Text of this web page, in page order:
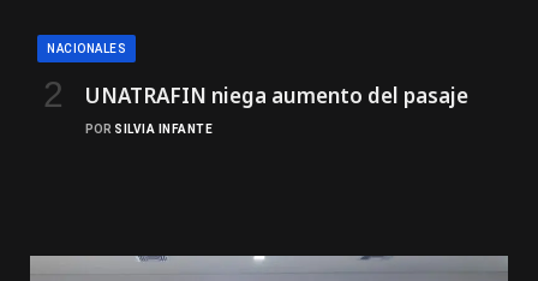
NACIONALES
UNATRAFIN niega aumento del pasaje
POR SILVIA INFANTE